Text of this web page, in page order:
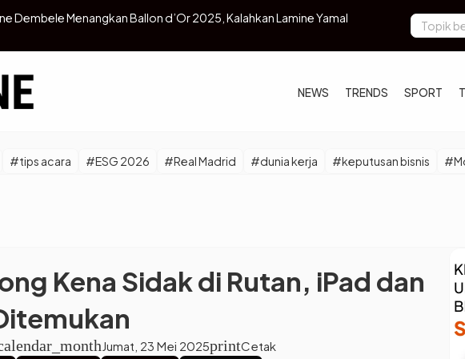
Peluang untuk Pelatih Lokal, Seleksi Asisten Timnas Dimulai
Lowongan
NEWS TRENDS SPORT
#tips acara #ESG 2026 #Real Madrid #dunia kerja #keputusan bisnis
Kena Sidak di Rutan, iPad dan
Jumat, 23 Mei 2025printCetak